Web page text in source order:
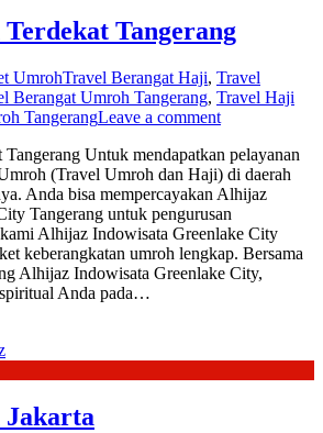
Tangerang
UmrohTravel Berangat Haji, Travel
Berangat Umroh Tangerang, Travel Haji
TangerangLeave a comment
Untuk mendapatkan pelayanan
(Travel Umroh dan Haji) di daerah
Anda bisa mempercayakan Alhijaz
Tangerang untuk pengurusan
Alhijaz Indowisata Greenlake City
keberangkatan umroh lengkap. Bersama
Alhijaz Indowisata Greenlake City,
Anda pada…
Jakarta